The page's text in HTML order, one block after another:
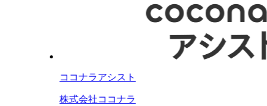
ココナラアシスト
株式会社ココナラ